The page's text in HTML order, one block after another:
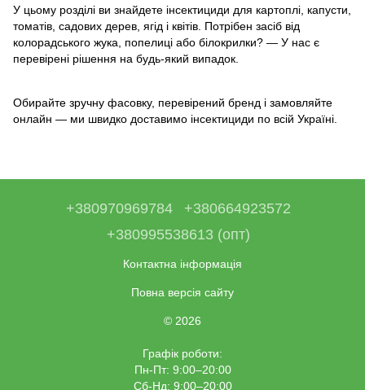
У цьому розділі ви знайдете інсектициди для картоплі, капусти,
томатів, садових дерев, ягід і квітів. Потрібен засіб від
колорадського жука, попелиці або білокрилки? — У нас є
перевірені рішення на будь-який випадок.
Обирайте зручну фасовку, перевірений бренд і замовляйте
онлайн — ми швидко доставимо інсектициди по всій Україні.
+380970969784
+380664923572
+380995538613 (опт)
Контактна інформація
Повна версія сайту
© 2026
Графік роботи:
Пн-Пт: 9:00–20:00
Сб-Нд: 9:00–20:00